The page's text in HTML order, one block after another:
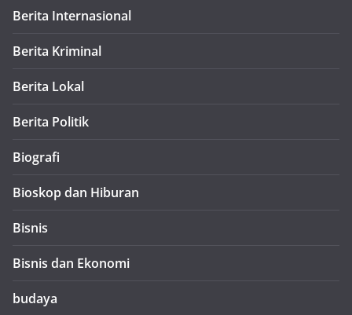
Berita Internasional
Berita Kriminal
Berita Lokal
Berita Politik
Biografi
Bioskop dan Hiburan
Bisnis
Bisnis dan Ekonomi
budaya